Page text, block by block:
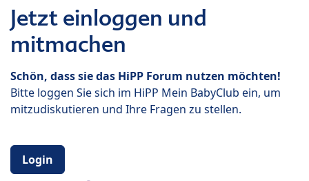
Jetzt einloggen und
mitmachen
Schön, dass sie das HiPP Forum nutzen möchten!
Bitte loggen Sie sich im HiPP Mein BabyClub ein, um
mitzudiskutieren und Ihre Fragen zu stellen.
Login